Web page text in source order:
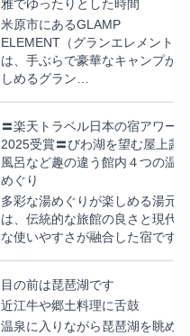
雅でゆったりとした時間
米原市にあるGLAMP
ELEMENT（グランエレメント）
は、手ぶらで豪華なキャンプが楽
しめるグラン…
〓楽天トラベル日本の宿アワード
2025受賞〓びわ湖を望む屋上露
風呂など趣の違う館内４つの温泉
めぐり
多彩な湯めぐりが楽しめる湯元館
は、伝統的な旅館の良さと現代的
な使いやすさが融合した宿です
目の前は琵琶湖です
近江牛や郷土料理に舌鼓
温泉に入りながら琵琶湖を眺める